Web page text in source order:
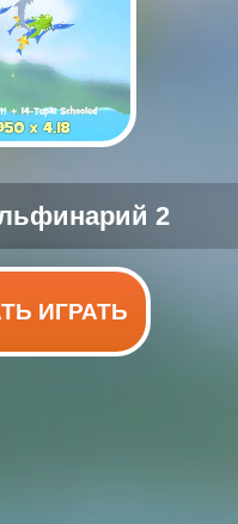
ИГРАТЬ